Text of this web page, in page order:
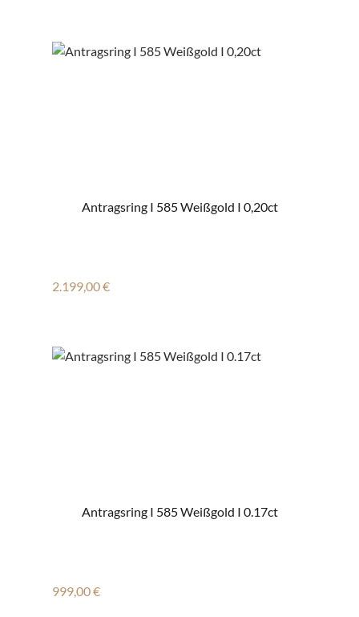
Antragsring I 585 Weißgold I 0,20ct
Regulärer Preis:
2.199,00 €
Antragsring I 585 Weißgold I 0.17ct
Regulärer Preis:
999,00 €